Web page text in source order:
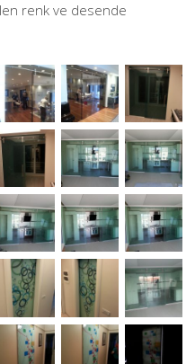
renk ve desende